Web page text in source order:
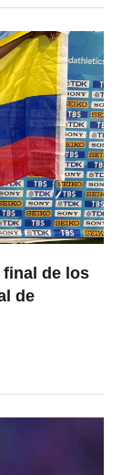
final de los
de